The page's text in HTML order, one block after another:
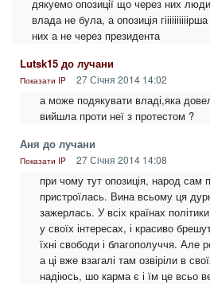
дякуемо опозиції що через них
влада не була, а опозиція
них а не через президента
Lutsk15 до лучани
Показати IP 27 Січня 2014 14:02
а може подякувати владі,яка
вийшла проти неї з протестом ?
Аня до лучани
Показати IP 27 Січня 2014 14:08
при чому тут опозиція, народ сам
пристроїлась. Вина всьому ця
зажерлась. У всіх країнах
у своїх інтересах, і красиво
їхні свободи і благополуччя. Але
а ці вже взагалі там озвіріли в
надіюсь, шо карма є і їм це всьо